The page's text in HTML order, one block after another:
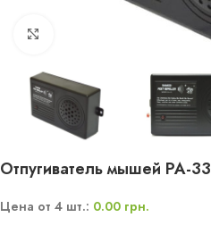
Нажмите, чтобы увеличить
Отпугиватель мышей PA-33
Цена от 4 шт.: 0.00 грн.